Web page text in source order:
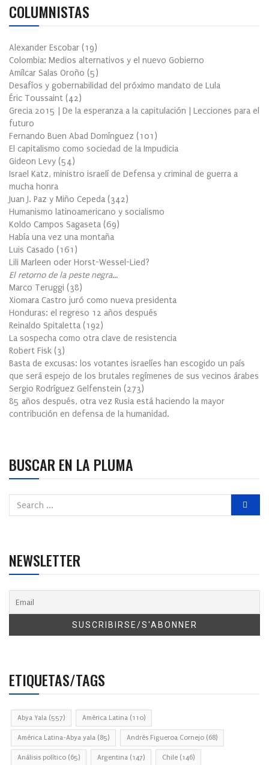
COLUMNISTAS
Alexander Escobar (19)
Colombia: Medios alternativos y el nuevo Gobierno
Amílcar Salas Oroño (5)
Desafíos y gobernabilidad del próximo mandato de Lula
Éric Toussaint (42)
Grecia 2015 | De la esperanza a la capitulación | Lecciones para el
futuro
Fernando Buen Abad Domínguez (101 )
El capitalismo como sociedad de la Impudicia
Gideon Levy (54)
Israel Katz, ministro israelí de Defensa y criminal de guerra a
mucha honra
Juan J. Paz y Miño Cepeda (342)
Humanismo latinoamericano y socialismo
Koldo Campos Sagaseta (69)
Había una vez una montaña
Luis Casado (161 )
Lili Marleen oder Horst-Wessel-Lied?
El retorno de la peste negra…
Marco Teruggi (38)
Xiomara Castro juró como nueva presidenta
Honduras: el regreso 12 años después
Reinaldo Spitaletta (192)
La sospecha como otra clave de resistencia
Robert Fisk (3)
Basta de excusas: los votantes israelíes han escogido un país
que será espejo de los brutales regímenes de sus vecinos árabes
Sergio Rodríguez Gelfenstein (273)
85 años después, otra vez Rusia está haciendo la mayor
contribución en defensa de la humanidad.
BUSCAR EN LA PLUMA
NEWSLETTER
ETIQUETAS/TAGS
Abya Yala (557) América Latina (110)
América Latina-Abya yala (85) Andrés Figueroa Cornejo (68)
Análisis político (65) Argentina (147) Chile (146)